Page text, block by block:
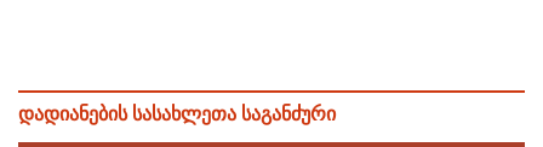
დადიანების სასახლეთა საგანძური